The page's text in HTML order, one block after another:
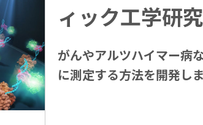
ィック工学研
がんやアルツハイマー病
に測定する方法を開発しま